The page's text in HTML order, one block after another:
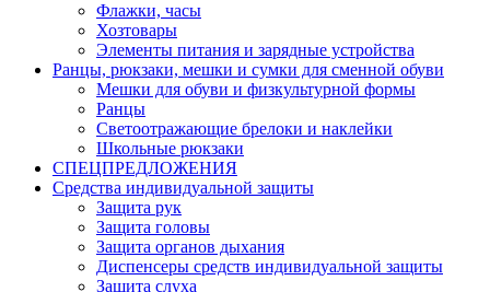
Флажки, часы
Хозтовары
Элементы питания и зарядные устройства
Ранцы, рюкзаки, мешки и сумки для сменной обуви
Мешки для обуви и физкультурной формы
Ранцы
Светоотражающие брелоки и наклейки
Школьные рюкзаки
СПЕЦПРЕДЛОЖЕНИЯ
Средства индивидуальной защиты
Защита рук
Защита головы
Защита органов дыхания
Диспенсеры средств индивидуальной защиты
Защита слуха